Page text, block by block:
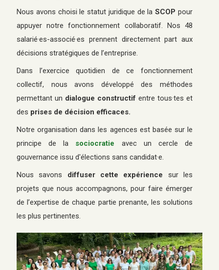
Nous avons choisi le statut juridique de laSCOP pour
appuyer notre fonctionnement collaboratif. Nos 48
salarié·es-associé·es prennent directement part aux
décisions stratégiques de l’entreprise.
Dans l’exercice quotidien de ce fonctionnement
collectif, nous avons développé des méthodes
permettant un dialogue constructif entre tous·tes et
des prises de décision efficaces.
Notre organisation dans les agences est basée sur le
principe de la sociocratie
avec un cercle de
gouvernance issu d'élections sans candidat·e.
Nous savons diffuser cette expérience sur les
projets que nous accompagnons, pour faire émerger
de l’expertise de chaque partie prenante, les solutions
les plus pertinentes.